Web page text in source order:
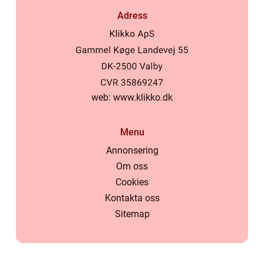
Adress
web: www.klikko.dk
Menu
Annonsering
Om oss
Cookies
Kontakta oss
Sitemap